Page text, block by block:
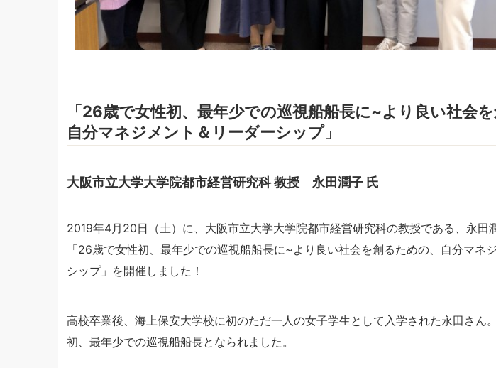
「26歳で女性初、最年少での巡視船船長に~より良い社会を
自分マネジメント＆リーダーシップ」
大阪市立大学大学院都市経営研究科 教授 永田潤子 氏
2019年4月20日（土）に、大阪市立大学大学院都市経営研究科の教授である、永田
「26歳で女性初、最年少での巡視船船長に~より良い社会を創るための、自分マネ
シップ」を開催しました！
高校卒業後、海上保安大学校に初のただ一人の女子学生として入学された永田さん
初、最年少での巡視船船長となられました。